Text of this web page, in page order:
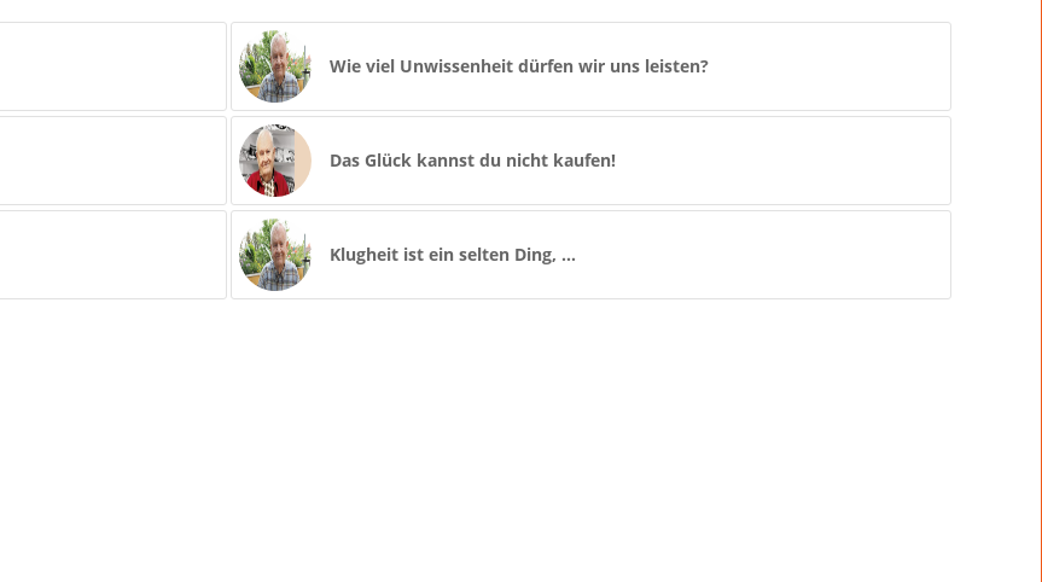
Wie viel Unwissenheit dürfen wir uns leisten?
Das Glück kannst du nicht kaufen!
Klugheit ist ein selten Ding, …